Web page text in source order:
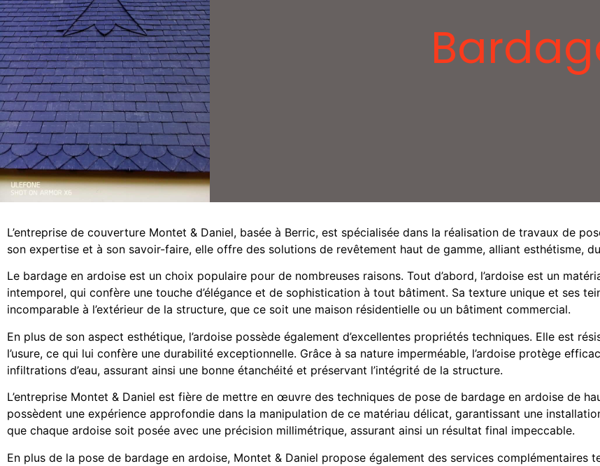
L’entreprise de couverture Montet & Daniel, basée à Berric, est spécialisée dans la réalisation de travaux de
son expertise et à son savoir-faire, elle offre des solutions de revêtement haut de gamme, alliant esthétisme,
Le bardage en ardoise est un choix populaire pour de nombreuses raisons. Tout d’abord, l’ardoise est un
intemporel, qui confère une touche d’élégance et de sophistication à tout bâtiment. Sa texture unique et ses
incomparable à l’extérieur de la structure, que ce soit une maison résidentielle ou un bâtiment commercial.
En plus de son aspect esthétique, l’ardoise possède également d’excellentes propriétés techniques. Elle est
l’usure, ce qui lui confère une durabilité exceptionnelle. Grâce à sa nature imperméable, l’ardoise protège
infiltrations d’eau, assurant ainsi une bonne étanchéité et préservant l’intégrité de la structure.
L’entreprise Montet & Daniel est fière de mettre en œuvre des techniques de pose de bardage en ardoise de
possèdent une expérience approfondie dans la manipulation de ce matériau délicat, garantissant une
que chaque ardoise soit posée avec une précision millimétrique, assurant ainsi un résultat final impeccable.
En plus de la pose de bardage en ardoise, Montet & Daniel propose également des services complémentaires